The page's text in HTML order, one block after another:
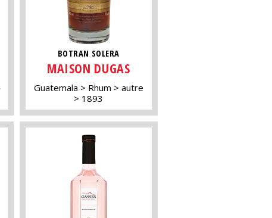
BOTRAN SOLERA
MAISON DUGAS
Guatemala Rhum
autre
1893